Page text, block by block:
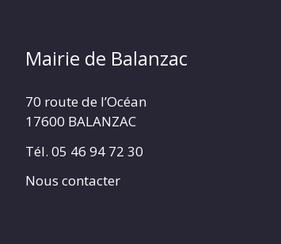
Mairie de Balanzac
70 route de l’Océan
17600 BALANZAC
Tél. 05 46 94 72 30
Nous contacter